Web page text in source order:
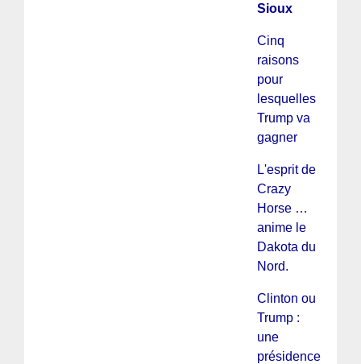
Sioux
Cinq
raisons
pour
lesquelles
Trump va
gagner
L'esprit de
Crazy
Horse …
anime le
Dakota du
Nord.
Clinton ou
Trump :
une
présidence